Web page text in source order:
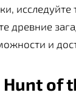
исследуйте
древние
и
Hunt of